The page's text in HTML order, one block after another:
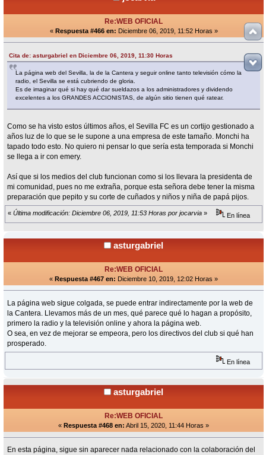
Re:WEB OFICIAL
« Respuesta #466 en: Diciembre 06, 2019, 11:52 Horas »
Cita de: asturgabriel en Diciembre 06, 2019, 11:30 Horas
La página web del Sevilla, la de la Cantera y seguir online tanto televisión cómo la
radio, el Sevilla se está cubriendo de gloria.
Es de imaginar qué si hay qué dar sueldazos a los administradores y dividendo
excelentes a los GRANDES ACCIONISTAS, de algún sitio tienen qué ratear.
Como se ha visto estos últimos años, el Sevilla FC es un cortijo gestionado a
años luz de lo que se le supone a una empresa de este tamaño. Monchi ha
tapado todo esto. No quiero ni pensar lo que sería esta temporada si Monchi
se llega a ir con emery.
Así que si los medios del club funcionan como si los llevara la presidenta de
mi comunidad, pues no me extraña, porque esta señora debe tener la misma
preparación que pepito y su corte de cuñados y niños y niña de papá pijos.
« Última modificación: Diciembre 06, 2019, 11:53 Horas por jocarvia » En línea
asturgabriel
Re:WEB OFICIAL
« Respuesta #467 en: Diciembre 10, 2019, 12:02 Horas »
La página web sigue colgada, se puede entrar indirectamente por la web de
la Cantera. Llevamos más de un mes, qué parece qué lo hagan a propósito,
primero la radio y la televisión online y ahora la página web.
O sea, en vez de mejorar se empeora, pero los directivos del club si qué han
prosperado.
En línea
asturgabriel
Re:WEB OFICIAL
« Respuesta #468 en: Abril 15, 2020, 11:44 Horas »
En esta página, sigue sin aparecer nada relacionado con la colaboración del